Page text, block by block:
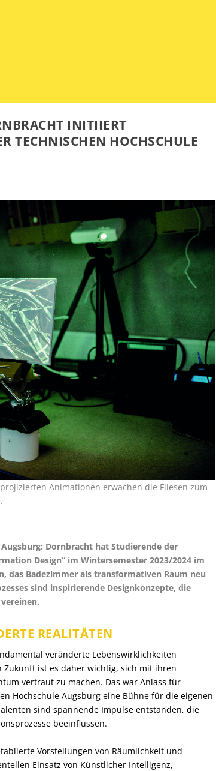
INITIIERT
TECHNISCHEN HOCHSCHULE
Animationen erwachen die Fliesen zum
Dornbracht hat Studierende der
Design“ im Wintersemester 2023/2024 im
das Badezimmer als transformativen Raum neu
sind inspirierende Designkonzepte, die
REALITÄTEN
veränderte Lebenswirklichkeiten
ist es daher wichtig, sich mit ihren
vertraut zu machen. Das war Anlass für
Hochschule Augsburg eine Bühne für die eigenen
sind spannende Impulse entstanden, die
beeinflussen.
Vorstellungen von Räumlichkeit und
Einsatz von Künstlicher Intelligenz,